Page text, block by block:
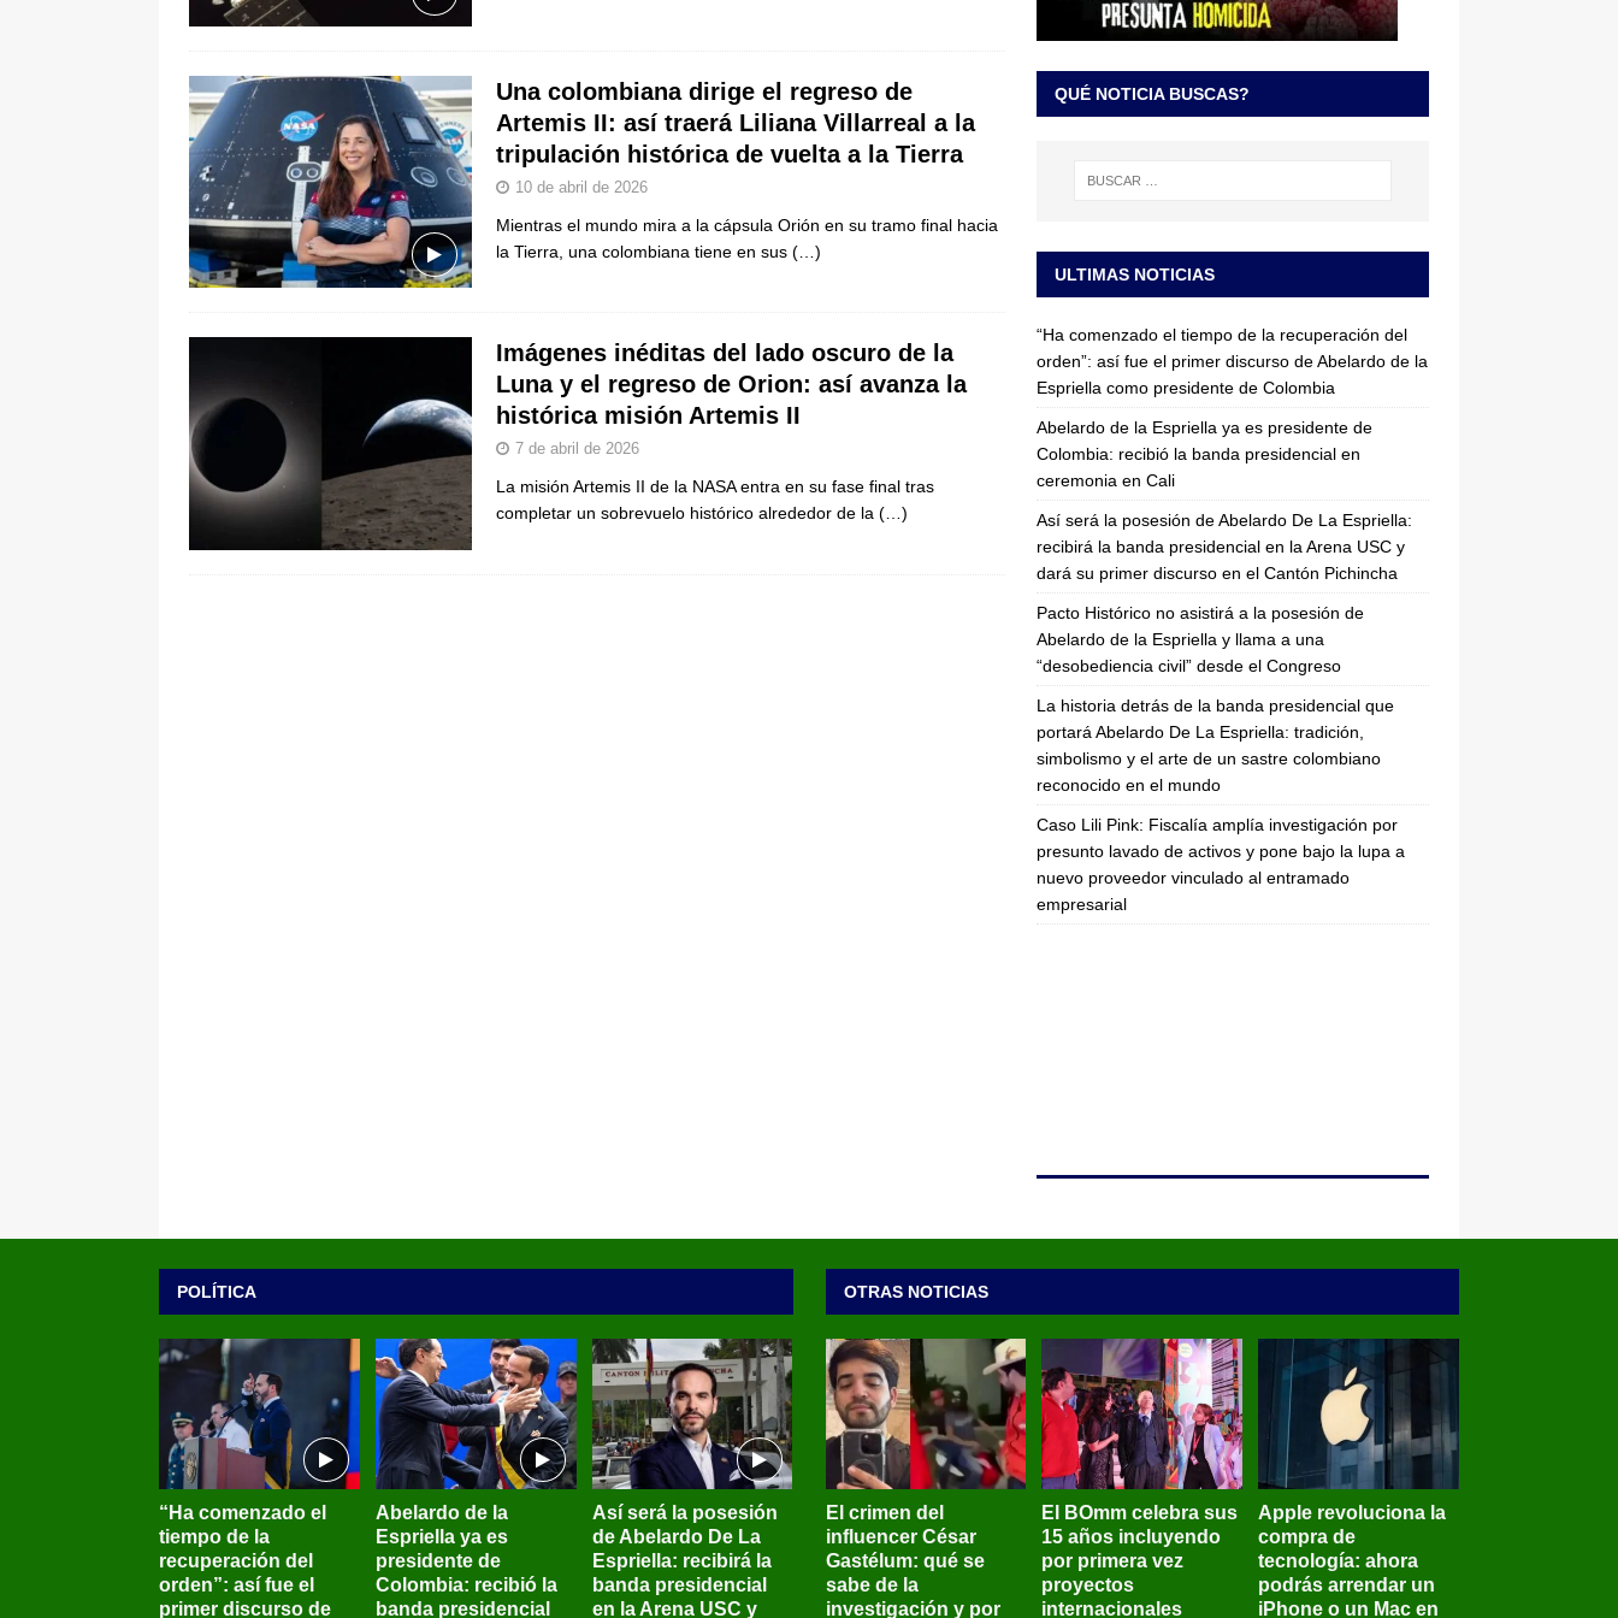
[ 6 de agosto de 2026 ]
Una colombiana dirige el regreso de
Artemis II: así traerá Liliana Villarreal a la
tripulación histórica de vuelta a la Tierra
10 de abril de 2026
Mientras el mundo mira a la cápsula Orión en su tramo final hacia
la Tierra, una colombiana tiene en sus (…)
Imágenes inéditas del lado oscuro de la
Luna y el regreso de Orion: así avanza la
histórica misión Artemis II
7 de abril de 2026
La misión Artemis II de la NASA entra en su fase final tras
completar un sobrevuelo histórico alrededor de la (…)
QUÉ NOTICIA BUSCAS?
ULTIMAS NOTICIAS
“Ha comenzado el tiempo de la recuperación del
orden”: así fue el primer discurso de Abelardo de la
Espriella como presidente de Colombia
Abelardo de la Espriella ya es presidente de
Colombia: recibió la banda presidencial en
ceremonia en Cali
Así será la posesión de Abelardo De La Espriella:
recibirá la banda presidencial en la Arena USC y
dará su primer discurso en el Cantón Pichincha
Pacto Histórico no asistirá a la posesión de
Abelardo de la Espriella y llama a una
“desobediencia civil” desde el Congreso
La historia detrás de la banda presidencial que
portará Abelardo De La Espriella: tradición,
simbolismo y el arte de un sastre colombiano
reconocido en el mundo
Caso Lili Pink: Fiscalía amplía investigación por
presunto lavado de activos y pone bajo la lupa a
nuevo proveedor vinculado al entramado
empresarial
POLÍTICA
“Ha comenzado el
tiempo de la
recuperación del
orden”: así fue el
primer discurso de
Abelardo de la
Espriella ya es
presidente de
Colombia: recibió la
banda presidencial
Así será la posesión
de Abelardo De La
Espriella: recibirá la
banda presidencial
en la Arena USC y
OTRAS NOTICIAS
El crimen del
influencer César
Gastélum: qué se
sabe de la
investigación y por
El BOmm celebra sus
15 años incluyendo
por primera vez
proyectos
internacionales
Apple revoluciona la
compra de
tecnología: ahora
podrás arrendar un
iPhone o un Mac en